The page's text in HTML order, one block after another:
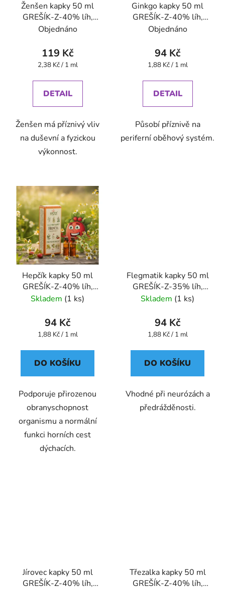
Ženšen kapky 50 ml
GREŠÍK-Z-40% líh,
Bylinné kapky
Objednáno
119 Kč
Měrná
2,38 Kč / 1 ml
DETAIL
Ženšen má příznivý vliv
na duševní a fyzickou
výkonnost.
Ginkgo kapky 50 ml
GREŠÍK-Z-40% líh,
Bylinné kapky
Objednáno
94 Kč
Měrná
1,88 Kč / 1 ml
DETAIL
Působí příznivě na
periferní oběhový systém.
Hepčík kapky 50 ml
GREŠÍK-Z-40% líh,
Devatero bylin kapky
Skladem (1 ks)
94 Kč
Měrná
1,88 Kč / 1 ml
DO KOŠÍKU
Podporuje přirozenou
obranyschopnost
organismu a normální
funkci horních cest
dýchacích.
Flegmatik kapky 50 ml
GREŠÍK-Z-35% líh,
Devatero bylin kapky
Skladem (1 ks)
94 Kč
Měrná
1,88 Kč / 1 ml
DO KOŠÍKU
Vhodné při neurózách a
předrážděnosti.
Jírovec kapky 50 ml
GREŠÍK-Z-40% líh,
Třezalka kapky 50 ml
GREŠÍK-Z-40% líh,